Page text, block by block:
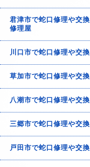
君津市で蛇口修理や交
修理屋
川口市で蛇口修理や交
草加市で蛇口修理や交
八潮市で蛇口修理や交
三郷市で蛇口修理や交
戸田市で蛇口修理や交